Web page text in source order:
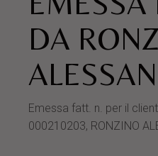
DA
Emessa fatt. n. per il
000210203, RONZINO